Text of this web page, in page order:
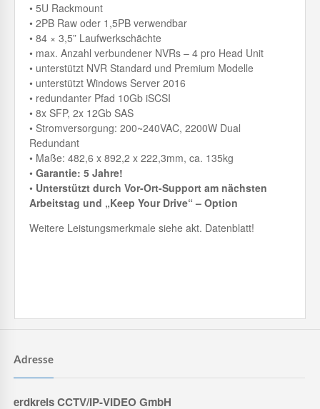
• 5U Rackmount
• 2PB Raw oder 1,5PB verwendbar
• 84 × 3,5” Laufwerkschächte
• max. Anzahl verbundener NVRs – 4 pro Head Unit
• unterstützt NVR Standard und Premium Modelle
• unterstützt Windows Server 2016
• redundanter Pfad 10Gb iSCSI
• 8x SFP, 2x 12Gb SAS
• Stromversorgung: 200~240VAC, 2200W Dual
Redundant
• Maße: 482,6 x 892,2 x 222,3mm, ca. 135kg
• Garantie: 5 Jahre!
• Unterstützt durch Vor-Ort-Support am nächsten
Arbeitstag und „Keep Your Drive“ – Option
Weitere Leistungsmerkmale siehe akt. Datenblatt!
Adresse
erdkreis CCTV/IP-VIDEO GmbH